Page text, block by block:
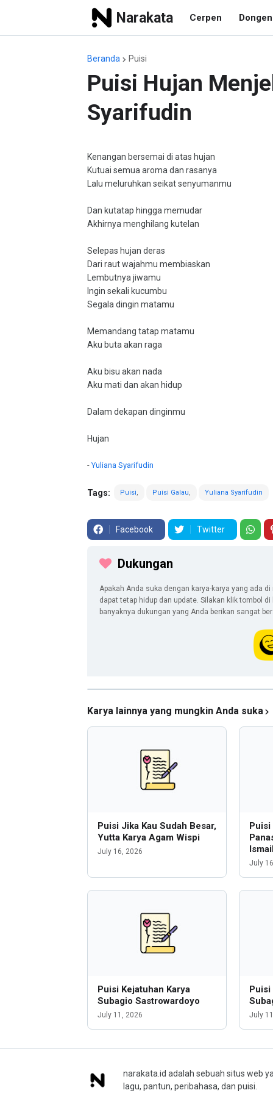
Narakata Cerpen
Beranda Puisi
Puisi Hujan
Syarifudin
Kenangan bersemai di atas hujan
Kutuai semua aroma dan rasanya
Lalu meluruhkan seikat senyumanmu
Dan kutatap hingga memudar
Akhirnya menghilang kutelan
Selepas hujan deras
Dari raut wajahmu membiaskan
Lembutnya jiwamu
Ingin sekali kucumbu
Segala dingin matamu
Memandang tatap matamu
Aku buta akan raga
Aku bisu akan nada
Aku mati dan akan hidup
Dalam dekapan dinginmu
Hujan
-Yuliana Syarifudin
Tags: Puisi Puisi Galau Yuliana Syarifudin
Facebook Twitter
Dukungan
Apakah Anda suka dengan karya-karya yang ada
dapat tetap hidup dan update. Silakan klik tombol
banyaknya dukungan yang Anda berikan sangat
Karya lainnya yang mungkin Anda suka
Puisi Jika Kau Sudah Besar,
Yutta Karya Agam Wispi
July 16, 2026
Puisi
July
Puisi Kejatuhan Karya
Subagio Sastrowardoyo
July 11, 2026
Puisi
July
narakata.id adalah sebuah situs web
lagu, pantun, peribahasa, dan puisi.